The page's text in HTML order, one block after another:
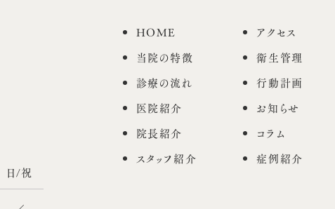
日/祝
HOME
当院の特徴
診療の流れ
医院紹介
院長紹介
スタッフ紹介
アクセス
衛生管理
行動計画
お知らせ
コラム
症例紹介